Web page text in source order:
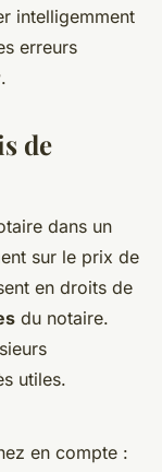
intelligemment
erreurs
.
de
dans un
sur le prix de
en droits de
du notaire.
utiles.
en compte :